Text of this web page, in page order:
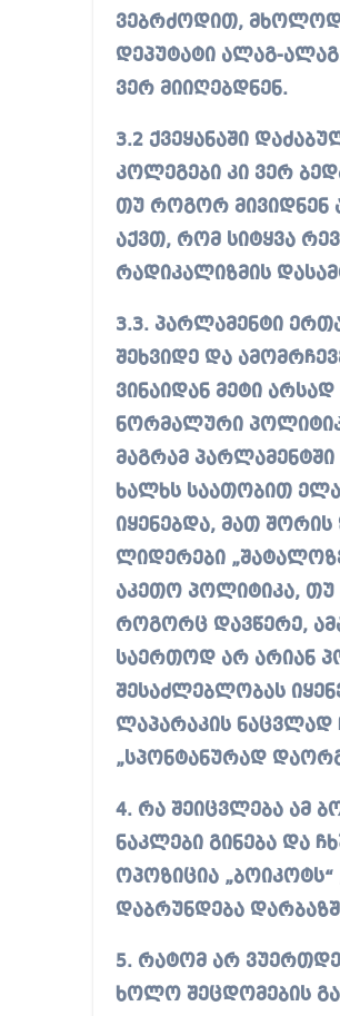
ვებრძოდით, მხოლოდ
დეპუტატი ალაგ-
ვერ მიიღებდნენ.
3.2 ქვეყანაში
კოლეგები კი ვერ
თუ როგორ მივიდნენ
აქვთ, რომ სიტყვა
რადიკალიზმის
3.3. პარლამენტი
შეხვიდე და
ვინაიდან მეტი
ნორმალური
მაგრამ
ხალხს საათობით
იყენებდა, მათ
ლიდერები
აკეთო პოლიტიკა, თუ
როგორც დავწერე,
საერთოდ არ არიან
შესაძლებლობას
ლაპარაკის ნაცვლად
„სპონტანურად
4. რა შეიცვლება ამ
ნაკლები გინება და
ოპოზიცია
დაბრუნდება
5. რატომ არ
ხოლო შეცდომების